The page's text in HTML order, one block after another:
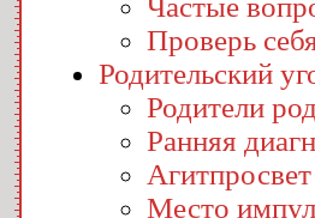
Частые
Проверь
Родительский
Родители
Ранняя
Агитпросвет
Место